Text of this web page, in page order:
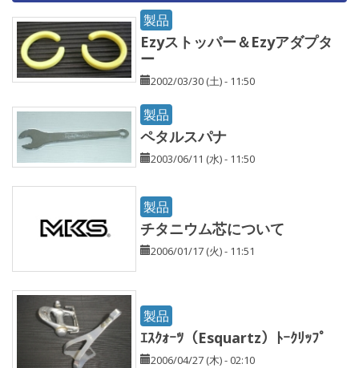
製品
Ezyストッパー＆Ezyアダプタ
ー
2002/03/30 (土) - 11:50
製品
ペタルスパナ
2003/06/11 (水) - 11:50
製品
チタニウム芯について
2006/01/17 (火) - 11:51
製品
ｴｽｸｫｰﾂ（Esquartz）ﾄｰｸﾘｯﾌﾟ
2006/04/27 (木) - 02:10